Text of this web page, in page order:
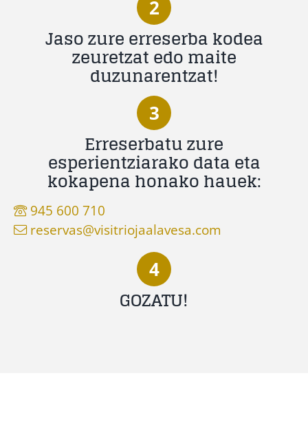
2
Jaso zure erreserba kodea
zeuretzat edo maite
duzunarentzat!
3
Erreserbatu zure
esperientziarako data eta
kokapena honako hauek:
945 600 710
reservas@visitriojaalavesa.com
4
GOZATU!